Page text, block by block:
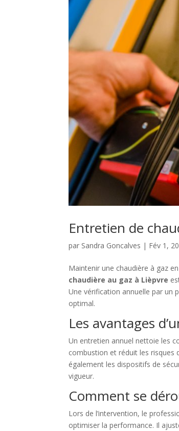
Entretien de
par Sandra Goncalves | Fév 1,
Maintenir une chaudière à gaz
chaudière au gaz à Lièpvre
Une vérification annuelle par un
optimal.
Les avantages
Un entretien annuel nettoie les
combustion et réduit les risques
également les dispositifs de
vigueur.
Comment se
Lors de l’intervention, le
optimiser la performance. Il